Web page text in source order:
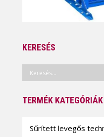
KERESÉS
TERMÉK KATEGÓRIÁK
Sűrített levegős